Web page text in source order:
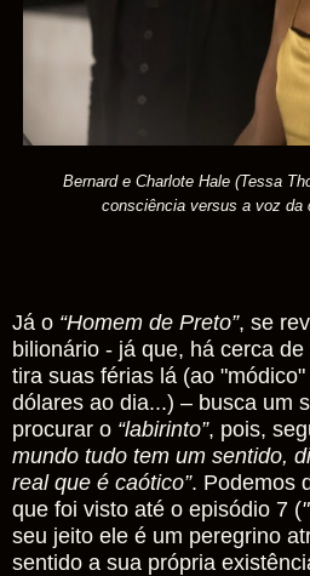
Bernard e Charlote Hale (Tessa
consciência versus a voz da
Já o “Homem de Preto”, se
bilionário - já que, há cerca
tira suas férias lá (ao "módico"
dólares ao dia...) – busca um
procurar o “labirinto”, pois,
mundo tudo tem um sentido,
real que é caótico”. Podemos
que foi visto até o episódio 7 (
seu jeito ele é um peregrino
sentido a sua própria